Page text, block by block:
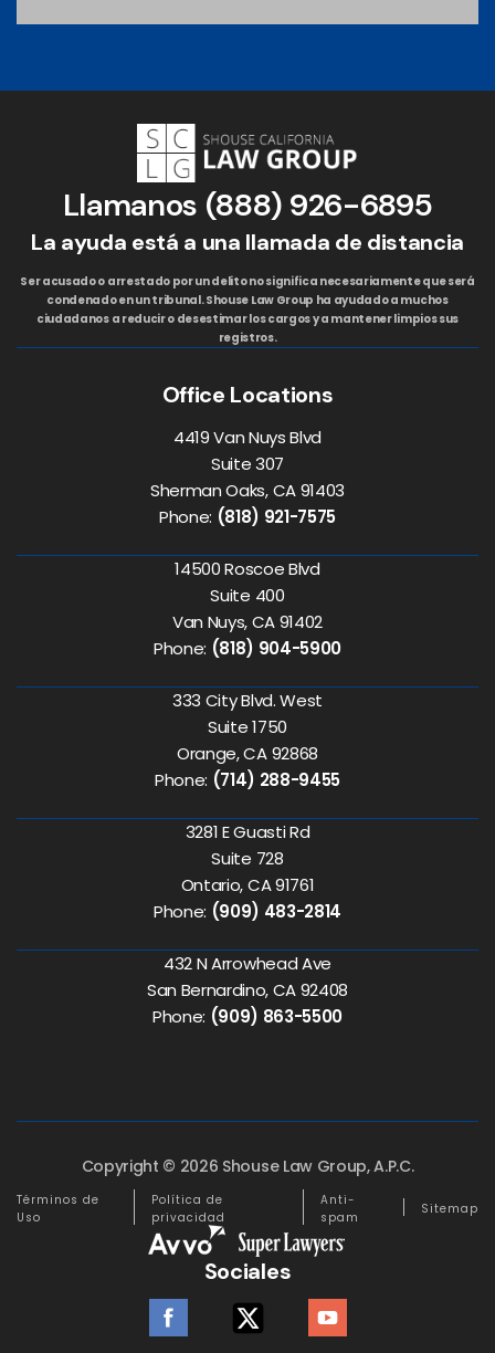
Llamanos (888) 926-6895
La ayuda está a una llamada de distancia
Ser acusado o arrestado por un delito no significa necesariamente que será
condenado en un tribunal. Shouse Law Group ha ayudado a muchos
ciudadanos a reducir o desestimar los cargos y a mantener limpios sus
registros.
Office Locations
4419 Van Nuys Blvd
Suite 307
Sherman Oaks, CA 91403
Phone: (818) 921-7575
14500 Roscoe Blvd
Suite 400
Van Nuys, CA 91402
Phone: (818) 904-5900
333 City Blvd. West
Suite 1750
Orange, CA 92868
Phone: (714) 288-9455
3281 E Guasti Rd
Suite 728
Ontario, CA 91761
Phone: (909) 483-2814
432 N Arrowhead Ave
San Bernardino, CA 92408
Phone: (909) 863-5500
Copyright © 2026 Shouse Law Group, A.P.C.
Términos de
Uso
Política de
privacidad
Anti-
spam
Sitemap
Sociales
facebook twitter youtube